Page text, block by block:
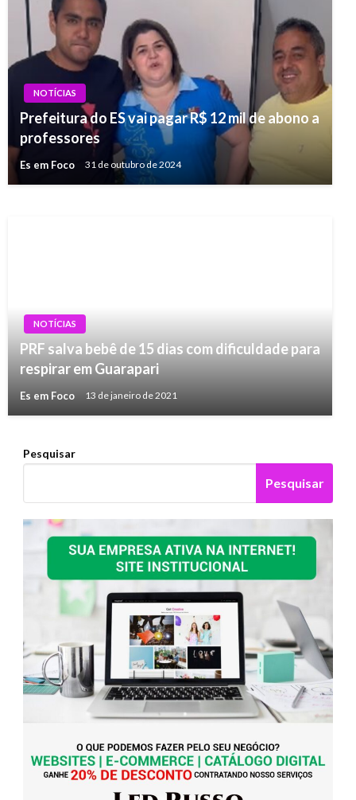
NOTÍCIAS
Prefeitura do ES vai pagar R$ 12 mil de abono a
professores
Es em Foco 31 de outubro de 2024
Ondas de 10 metros em Vila Velha
NOTÍCIAS
PRF salva bebê de 15 dias com dificuldade para
respirar em Guarapari
Es em Foco 13 de janeiro de 2021
Pesquisar
Pesquisar